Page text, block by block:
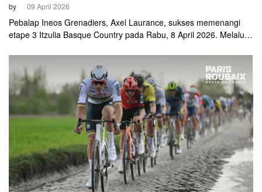
by 09 April 2026
Pebalap Ineos Grenadiers, Axel Laurance, sukses memenangi
etape 3 Itzulia Basque Country pada Rabu, 8 April 2026. Melalui
Prancis tersebut berhasil mengungguli rekan breakaway-nya, Igor
Arrieta (UAE Team Emirates-XRG).